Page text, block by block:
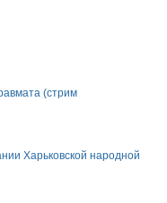
(стрим
Харьковской народной